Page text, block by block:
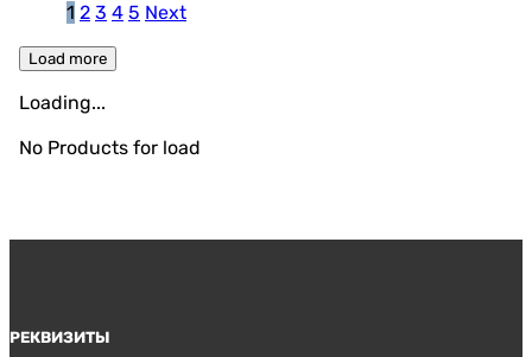
1 2 3 4 5 Next
Load more
Loading...
No Products for load
РЕКВИЗИТЫ